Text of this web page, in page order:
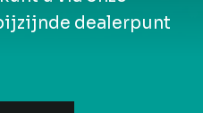
dealerpunt